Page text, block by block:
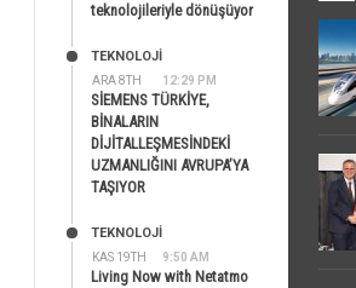
teknolojileriyle dönüşüyor
ARA 8TH 12:29 PM
TEKNOLOJİ
SİEMENS TÜRKİYE,
BİNALARIN
DİJİTALLEŞMESİNDEKİ
UZMANLIĞINI AVRUPA’YA
TAŞIYOR
KAS 19TH 9:50 AM
TEKNOLOJİ
Living Now with Netatmo